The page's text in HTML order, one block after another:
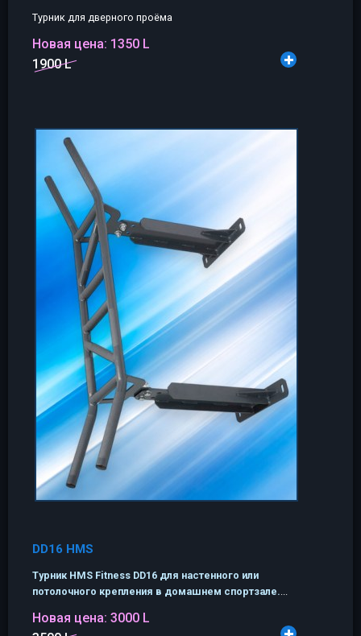
Турник для дверного проёма
Новая цена: 1350 L
1900 L
DD16 HMS
Турник HMS Fitness DD16 для настенного или
потолочного крепления в домашнем спортзале....
Новая цена: 3000 L